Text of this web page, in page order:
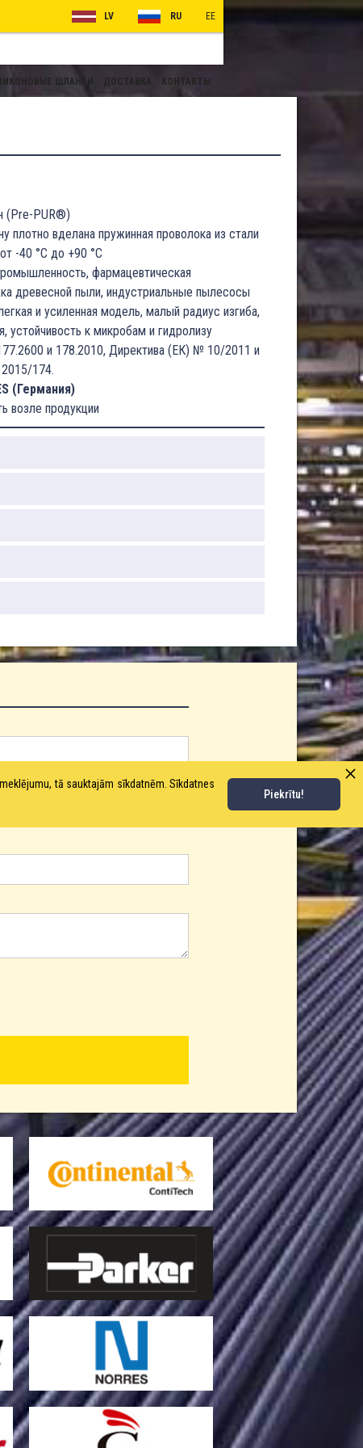
LV RU EE
ШЛАНГИ ДОСТАВКА КОНТАКТЫ
(Pre-PUR®)
плотно вделана пружинная проволока из стали
от -40 °C до +90 °C
фармацевтическая
древесной пыли, индустриальные пылесосы
и усиленная модель, малый радиус изгиба,
устойчивость к микробам и гидролизу
и 178.2010, Директива (ЕК) № 10/2011 и
174.
(Германия)
возле продукции
tā sauktajām sīkdatnēm. Sīkdatnes
Piekrītu!